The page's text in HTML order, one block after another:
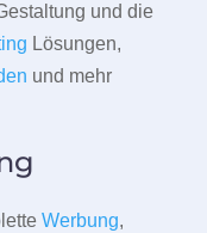
und die
Lösungen,
und mehr
Werbung,